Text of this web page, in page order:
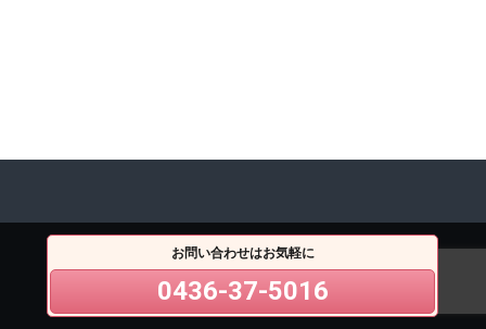
お問い合わせはお気軽に
0436-37-5016